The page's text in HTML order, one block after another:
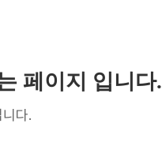
페이지 입니다.
다.